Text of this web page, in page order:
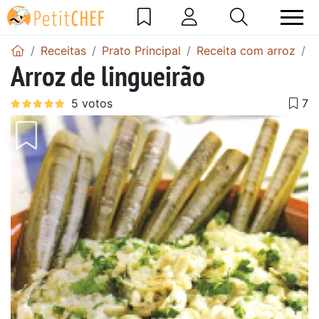
Receitas Prato Principal Receita com arroz
Arroz de lingueirão